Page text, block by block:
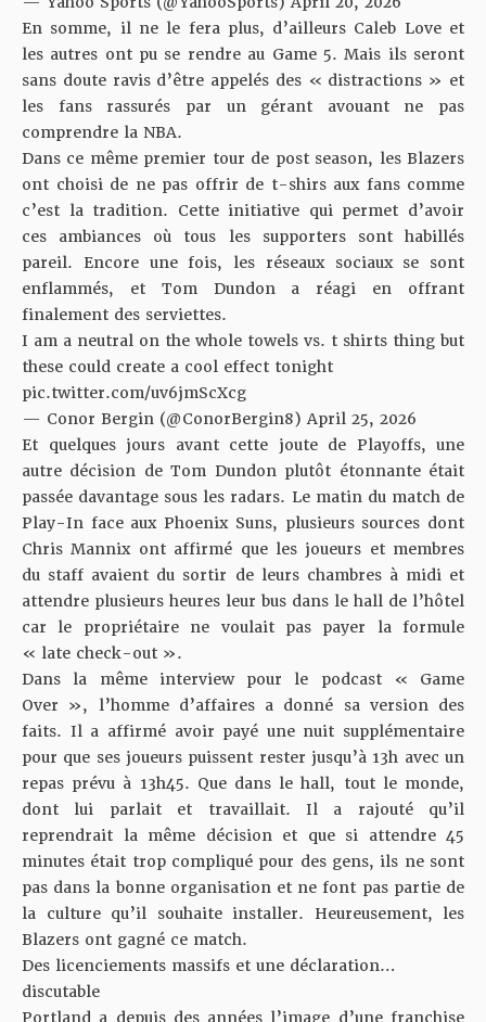
En somme, il ne le fera plus, d’ailleurs Caleb Love et
les autres ont pu se rendre au Game 5. Mais ils seront
sans doute ravis d’être appelés des « distractions » et
les fans rassurés par un gérant avouant ne pas
comprendre la NBA.
Dans ce même premier tour de post season, les Blazers
ont choisi de ne pas offrir de t-shirs aux fans comme
c’est la tradition. Cette initiative qui permet d’avoir
ces ambiances où tous les supporters sont habillés
pareil. Encore une fois, les réseaux sociaux se sont
enflammés, et Tom Dundon a réagi en offrant
finalement des serviettes.
I am a neutral on the whole towels vs. t shirts thing but
these could create a cool effect tonight
pic.twitter.com/uv6jmScXcg
— Conor Bergin (@ConorBergin8) April 25, 2026
Et quelques jours avant cette joute de Playoffs, une
autre décision de Tom Dundon plutôt étonnante était
passée davantage sous les radars. Le matin du match de
Play-In face aux Phoenix Suns, plusieurs sources dont
Chris Mannixont affirmé que les joueurs et membres
du staff avaient du sortir de leurs chambres à midi et
attendre plusieurs heures leur bus dans le hall de l’hôtel
car le propriétaire ne voulait pas payer la formule
« late check-out ».
Dans la même interview pour le podcast « Game
Over », l’homme d’affaires a donné sa version des
faits. Il a affirmé avoir payé une nuit supplémentaire
pour que ses joueurs puissent rester jusqu’à 13h avec un
repas prévu à 13h45. Que dans le hall, tout le monde,
dont lui parlait et travaillait. Il a rajouté qu’il
reprendrait la même décision et que si attendre 45
minutes était trop compliqué pour des gens, ils ne sont
pas dans la bonne organisation et ne font pas partie de
la culture qu’il souhaite installer. Heureusement, les
Blazers ont gagné ce match.
Des licenciements massifs et une déclaration…
discutable
Portland a depuis des années l’image d’une franchise